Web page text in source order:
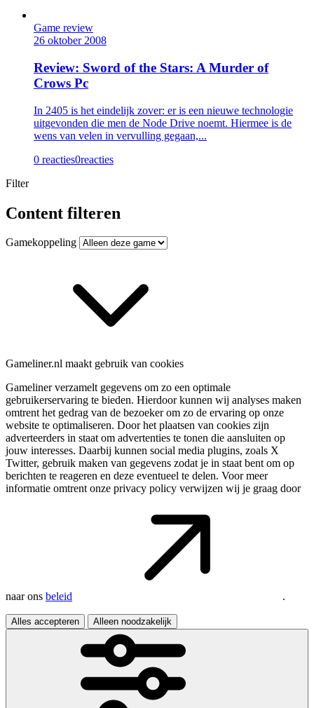
Game review
26 oktober 2008
Review: Sword of the Stars: A Murder of
Crows Pc
In 2405 is het eindelijk zover: er is een nieuwe technologie
uitgevonden die men de Node Drive noemt. Hiermee is de
wens van velen in vervulling gegaan,...
0 reacties0reacties
Filter
Content filteren
Gamekoppeling
Gameliner.nl maakt gebruik van cookies
Gameliner verzamelt gegevens om zo een optimale
gebruikerservaring te bieden. Hierdoor kunnen wij analyses maken
omtrent het gedrag van de bezoeker om zo de ervaring op onze
website te optimaliseren. Door het plaatsen van cookies zijn
adverteerders in staat om advertenties te tonen die aansluiten op
jouw interesses. Daarbij kunnen social media plugins, zoals X
Twitter, gebruik maken van gegevens zodat je in staat bent om op
berichten te reageren en deze eventueel te delen. Voor meer
informatie omtrent onze privacy policy verwijzen wij je graag door
naar ons beleid .
Alles accepteren Alleen noodzakelijk